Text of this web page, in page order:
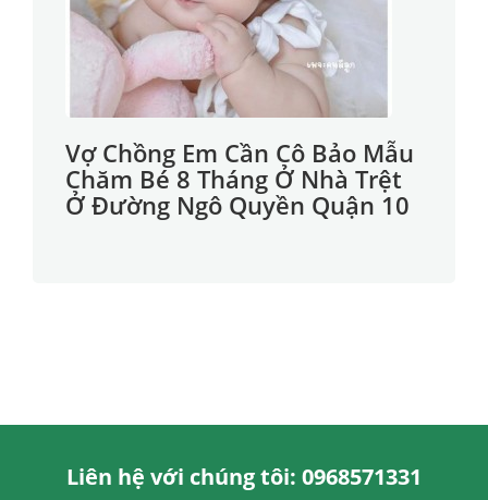
Vợ Chồng Em Cần Cô Bảo Mẫu
Chăm Bé 8 Tháng Ở Nhà Trệt
Ở Đường Ngô Quyền Quận 10
Liên hệ với chúng tôi: 0968571331